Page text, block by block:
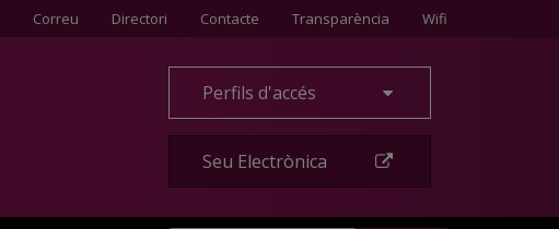
Correu Directori Contacte
Contacte Transparència Wifi
Perfils d'accés
Seu Electrònica